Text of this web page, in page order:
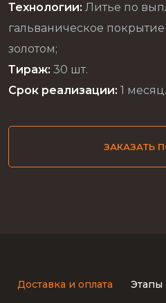
Технологии: Литье по
гальваническое
золотом;
Тираж: 30 шт.
Срок реализации: 1 месяц.
ЗАКАЗАТЬ
Доставка и оплата Этапы